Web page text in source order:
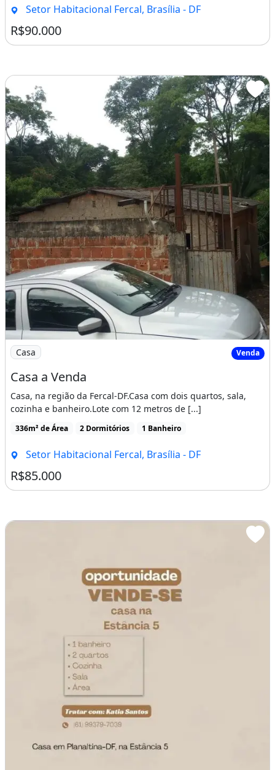
Setor Habitacional Fercal, Brasília - DF
R$90.000
Imagem: Casa a Venda
Casa Venda
Casa a Venda
Casa, na região da Fercal-DF.Casa com dois quartos, sala,
cozinha e banheiro.Lote com 12 metros de [...]
336m² de Área 2 Dormitórios 1 Banheiro
Setor Habitacional Fercal, Brasília - DF
R$85.000